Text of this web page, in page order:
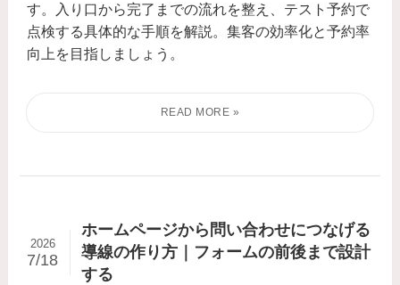
す。入り口から完了までの流れを整え、テスト予約で
点検する具体的な手順を解説。集客の効率化と予約率
向上を目指しましょう。
ホームページから問い合わせにつなげる
導線の作り方｜フォームの前後まで設計
する
2026
7/18